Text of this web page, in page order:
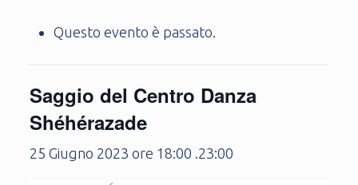
Questo evento è passato.
Saggio del Centro Danza
Shéhérazade
25 Giugno 2023 ore 18:00 .23:00